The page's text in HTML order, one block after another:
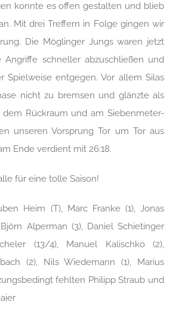
konnte es offen gestalten und blieb
Mit drei Treffern in Folge gingen wir
Die Möglinger Jungs waren jetzt
Angriffe schneller abzuschließen und
Spielweise entgegen. Vor allem Silas
nicht zu bremsen und glänzte als
dem Rückraum und am Siebenmeter-
unseren Vorsprung Tor um Tor aus
Ende verdient mit 26:18.
für eine tolle Saison!
Heim (T), Marc Franke (1), Jonas
Alperman (3), Daniel Schietinger
(13/4), Manuel Kalischko (2),
(2), Nils Wiedemann (1), Marius
fehlten Philipp Straub und